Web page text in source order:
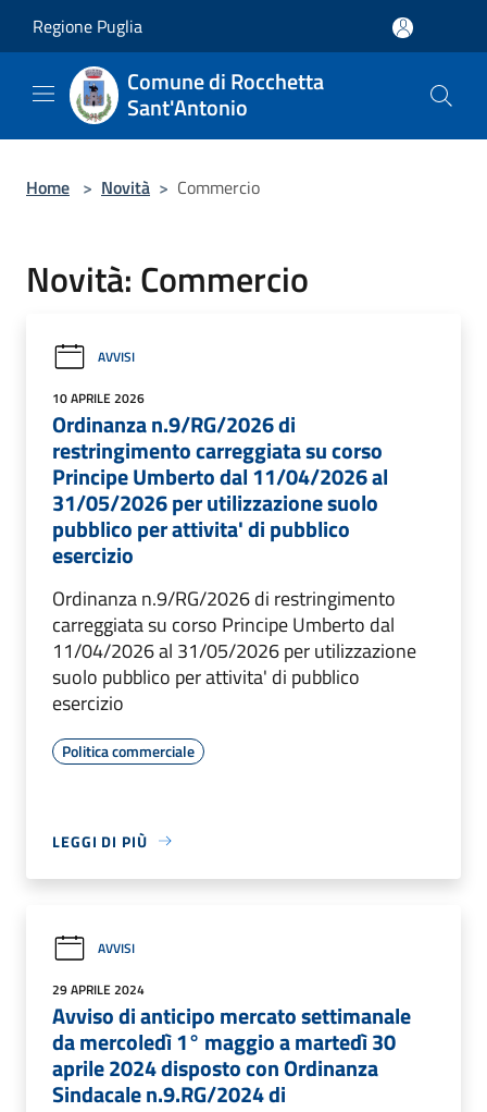
Regione Puglia
Comune di Rocchetta
Sant'Antonio
Home > Novità > Commercio
Novità: Commercio
AVVISI
10 APRILE 2026
Ordinanza n.9/RG/2026 di
restringimento carreggiata su corso
Principe Umberto dal 11/04/2026 al
31/05/2026 per utilizzazione suolo
pubblico per attivita' di pubblico
esercizio
Ordinanza n.9/RG/2026 di restringimento
carreggiata su corso Principe Umberto dal
11/04/2026 al 31/05/2026 per utilizzazione
suolo pubblico per attivita' di pubblico
esercizio
Politica commerciale
LEGGI DI PIÙ
AVVISI
29 APRILE 2024
Avviso di anticipo mercato settimanale
da mercoledì 1° maggio a martedì 30
aprile 2024 disposto con Ordinanza
Sindacale n.9.RG/2024 di